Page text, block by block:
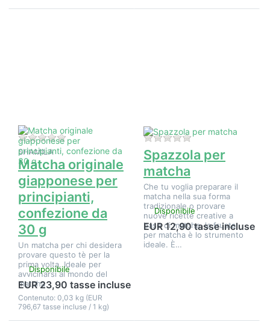
Non ci sono ancora recensioni per questo prodotto.
SHAMILA
Matcha originale
giapponese per
principianti,
confezione da
30 g
Un matcha per chi desidera
provare questo tè per la
prima volta. Ideale per
avvicinarsi al mondo del
matcha
Disponibile
EUR 23,90 tasse incluse
Contenuto: 0,03 kg (EUR
796,67 tasse incluse / 1 kg)
da 30 g
Non ci sono
Spazzola per
matcha
Che tu voglia preparare il
matcha nella sua forma
tradizionale o provare
nuove ricette creative a
base di matcha, la frusta
per matcha è lo strumento
ideale. È…
Disponibile
EUR 12,90 tasse incluse